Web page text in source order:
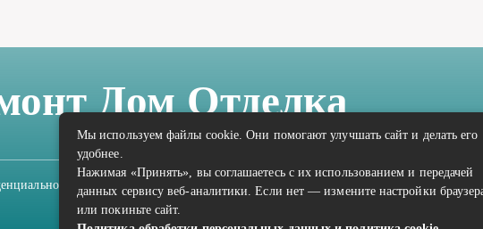
Дом Отделка
Мы используем файлы cookie. Они помогают улучшать сайт и делать его
удобнее.
Нажимая «Принять», вы соглашаетесь с их использованием и передачей
данных сервису веб-аналитики. Если нет — измените настройки
или покиньте сайт.